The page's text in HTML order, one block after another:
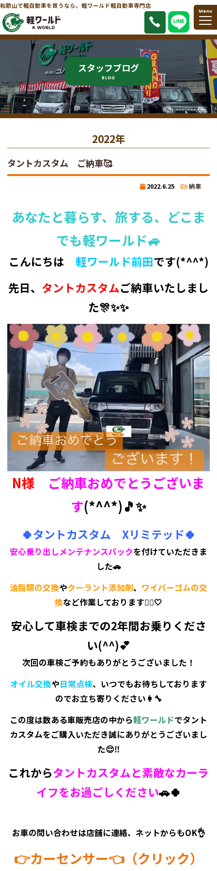
和歌山で軽自動車を買うなら。軽ワールド軽自動車専門店
Menu
スタッフブログ
BLOG
2022年
タントカスタム ご納車🥰
2022.6.25 納車
あなたと暮らす、旅する、どこま
でも軽ワールド🚙
こんにちは 軽ワールド前田です(*^^*)
先日、 タントカスタムご納車いたしまし
た🎊✨✨
N様
ご納車おめでとうございま
す(*^^*)🎵✨
🍀タントカスタム Xリミテッド🍀
安心乗り出しメンテナンスパックを付けていただきま
した🚗
油脂類の交換やクーラント添加剤、 ワイパーゴムの交
換など作業しております💁‍♀️🤍
安心して車検までの2年間お乗りくださ
い(^^)💕
次回の車検ご予約もありがとうございました！
オイル交換や日常点検、いつでもお待ちしております
のでお立ち寄りください👩‍🔧
この度は数ある車販売店の中から軽ワールドでタント
カスタムをご購入いただき誠にありがとうございまし
た😌‼️
これからタントカスタムと素敵なカーラ
イフをお過ごしください🚗🍀
お車の問い合わせは店舗に連絡、ネットからもOK👌
👉カーセンサー👈（クリック）